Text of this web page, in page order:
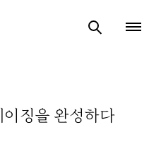
징을 완성하다